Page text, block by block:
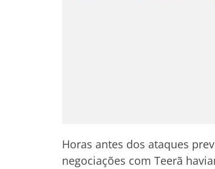
Horas antes dos ataques
negociações com Teerã